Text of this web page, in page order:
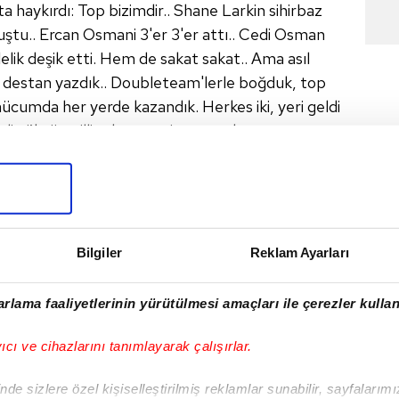
Bilgiler Reklam Ayarları
faaliyetlerinin yürütülmesi amaçları ile çerezler
ve cihazlarını tanımlayarak çalışırlar.
sizlere özel kişiselleştirilmiş reklamlar sunabilir,
Top bizimdir.. Shane Larkin sihirbaz
Ercan Osmani 3'er 3'er attı.. Cedi Osman
deşik etti. Hem de sakat sakat.. Ama asıl
destan yazdık.. Doubleteam'lerle boğduk, top
her yerde kazandık. Herkes iki, yeri geldi
çöktü, milli takımımız ise coştukça, coştu
en iyilerinden olduğunu gösterdi.
son çeyreğe bile taze girdi.
Hızlı hücum, sert savunma, top paylaşımı.
12 Dev Adam, bu maçta da ritmini hiç
oynadı, olağanüstü mücadele etti..
da turnuvada fırtına gibi esiyor. Kadroları
ama biz onlardan daha iyiyiz.
bir milletin kenetlenmesiydi.. 2001'den beri
Çocuklar sahada, milyonlarca insan
destek verdik.. Bu destan, kupa ile taçlanacak.